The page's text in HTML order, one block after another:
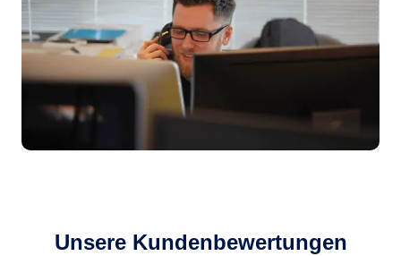
Unsere Kundenbewertungen